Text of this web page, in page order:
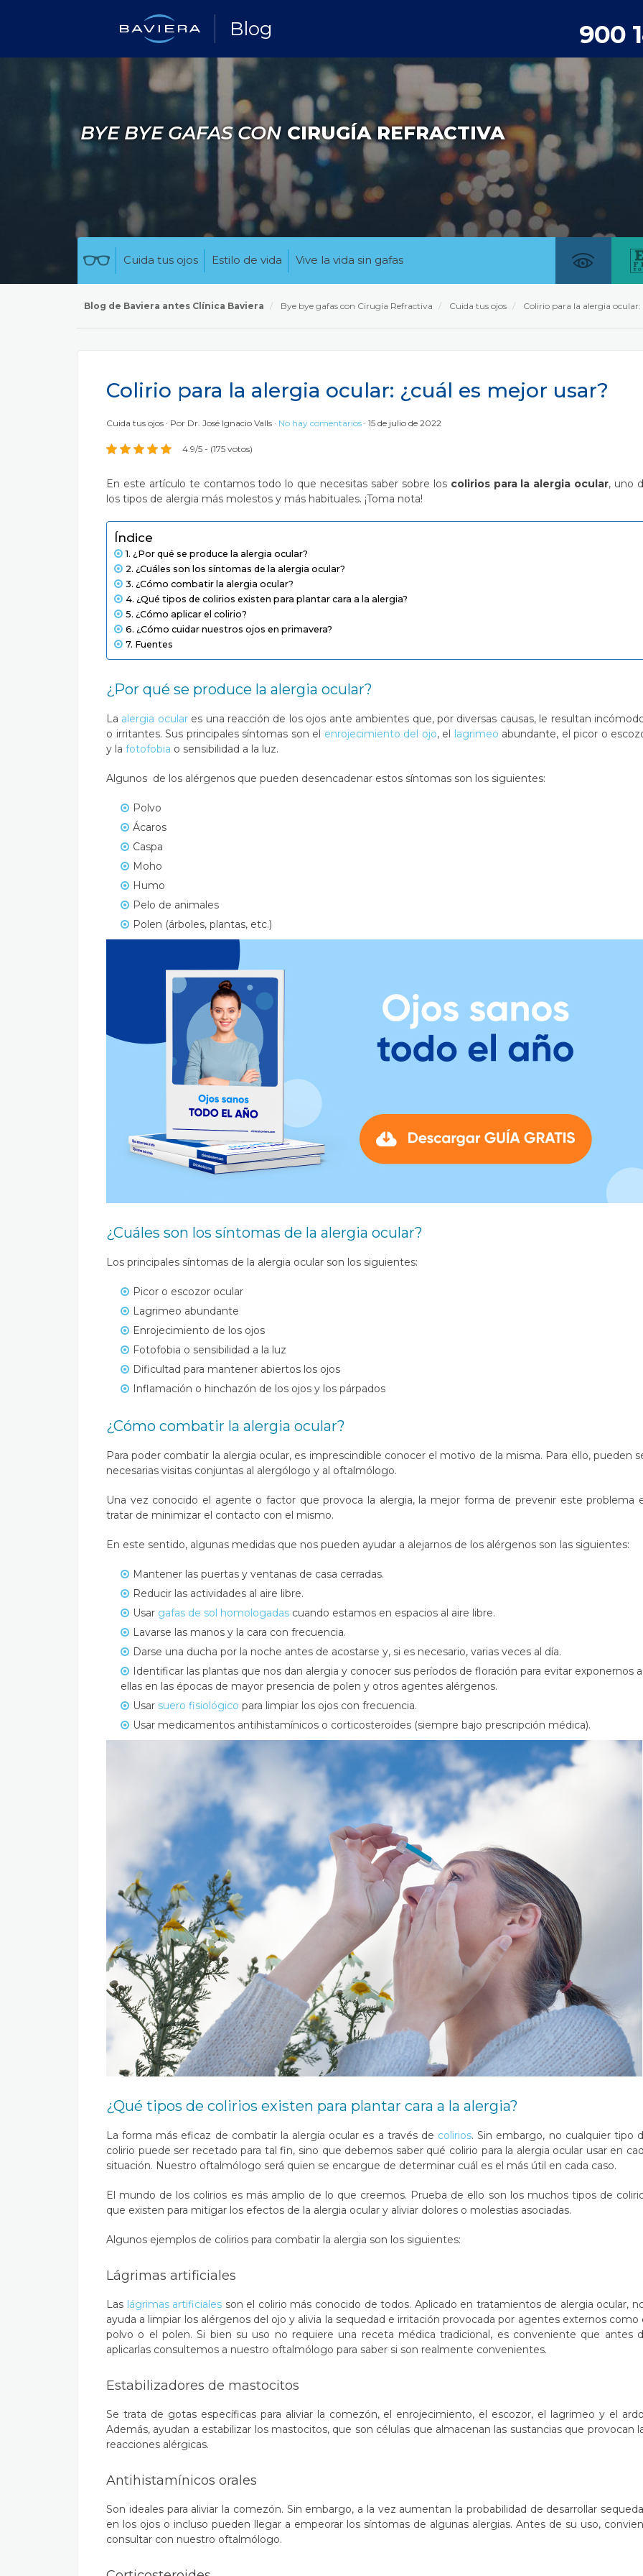
Blog 900
BYE BYE GAFAS CON CIRUGÍA REFRACTIVA
Cuida tus ojos Estilo de vida Vive la vida sin gafas
Blog de Baviera antes Clínica Baviera Bye bye gafas con Cirugía Refractiva Cuida tus ojos Colirio para la alergia
Colirio para la alergia ocular: ¿cuál es mejor usar?
Cuida tus ojos Por Dr. José Ignacio Valls No hay comentarios 15 de julio de 2022
4.9/5 - (175 votos)
En este artículo te contamos todo lo que necesitas saber sobre los colirios para la alergia ocular, uno
los tipos de alergia más molestos y más habituales. ¡Toma nota!
Índice
¿Por qué se produce la alergia ocular?
¿Cuáles son los síntomas de la alergia ocular?
¿Cómo combatir la alergia ocular?
¿Qué tipos de colirios existen para plantar cara a la alergia?
¿Cómo aplicar el colirio?
¿Cómo cuidar nuestros ojos en primavera?
Fuentes
¿Por qué se produce la alergia ocular?
La alergia oculares una reacción de los ojos ante ambientes que, por diversas causas, le resultan
o irritantes. Sus principales síntomas son el enrojecimiento del ojo, el lagrimeo abundante, el picor o
y la fotofobia o sensibilidad a la luz.
Algunos de los alérgenos que pueden desencadenar estos síntomas son los siguientes:
Polvo
Ácaros
Caspa
Moho
Humo
Pelo de animales
Polen (árboles, plantas, etc.)
¿Cuáles son los síntomas de la alergia ocular?
Los principales síntomas de la alergia ocular son los siguientes:
Picor o escozor ocular
Lagrimeo abundante
Enrojecimiento de los ojos
Fotofobia o sensibilidad a la luz
Dificultad para mantener abiertos los ojos
Inflamación o hinchazón de los ojos y los párpados
¿Cómo combatir la alergia ocular?
Para poder combatir la alergia ocular, es imprescindible conocer el motivo de la misma. Para ello, pueden
necesarias visitas conjuntas al alergólogo y al oftalmólogo.
Una vez conocido el agente o factor que provoca la alergia, la mejor forma de prevenir este problema
tratar de minimizar el contacto con el mismo.
En este sentido, algunas medidas que nos pueden ayudar a alejarnos de los alérgenos son las siguientes:
Mantener las puertas y ventanas de casa cerradas.
Reducir las actividades al aire libre.
Usar gafas de sol homologadas cuando estamos en espacios al aire libre.
Lavarse las manos y la cara con frecuencia.
Darse una ducha por la noche antes de acostarse y, si es necesario, varias veces al día.
Identificar las plantas que nos dan alergia y conocer sus períodos de floración para evitar exponernos a
ellas en las épocas de mayor presencia de polen y otros agentes alérgenos.
Usar suero fisiológico para limpiar los ojos con frecuencia.
Usar medicamentos antihistamínicos o corticosteroides (siempre bajo prescripción médica).
¿Qué tipos de colirios existen para plantar cara a la alergia?
La forma más eficaz de combatir la alergia ocular es a través de colirios. Sin embargo, no cualquier tipo
colirio puede ser recetado para tal fin, sino que debemos saber qué colirio para la alergia ocular usar en
situación. Nuestro oftalmólogo será quien se encargue de determinar cuál es el más útil en cada caso.
El mundo de los colirios es más amplio de lo que creemos. Prueba de ello son los muchos tipos de
que existen para mitigar los efectos de la alergia ocular y aliviar dolores o molestias asociadas.
Algunos ejemplos de colirios para combatir la alergia son los siguientes:
Lágrimas artificiales
Las lágrimas artificiales son el colirio más conocido de todos. Aplicado en tratamientos de alergia ocular,
ayuda a limpiar los alérgenos del ojo y alivia la sequedad e irritación provocada por agentes externos como
polvo o el polen. Si bien su uso no requiere una receta médica tradicional, es conveniente que antes
aplicarlas consultemos a nuestro oftalmólogo para saber si son realmente convenientes.
Estabilizadores de mastocitos
Se trata de gotas específicas para aliviar la comezón, el enrojecimiento, el escozor, el lagrimeo y el
Además, ayudan a estabilizar los mastocitos, que son células que almacenan las sustancias que provocan
reacciones alérgicas.
Antihistamínicos orales
Son ideales para aliviar la comezón. Sin embargo, a la vez aumentan la probabilidad de desarrollar
en los ojos o incluso pueden llegar a empeorar los síntomas de algunas alergias. Antes de su uso,
consultar con nuestro oftalmólogo.